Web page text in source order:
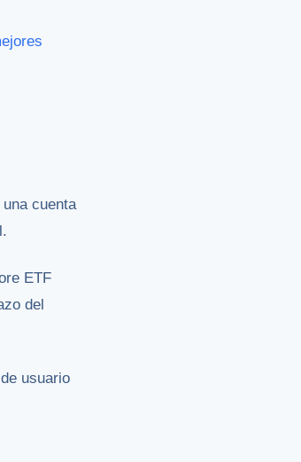
cuenta
ETF
del
usuario